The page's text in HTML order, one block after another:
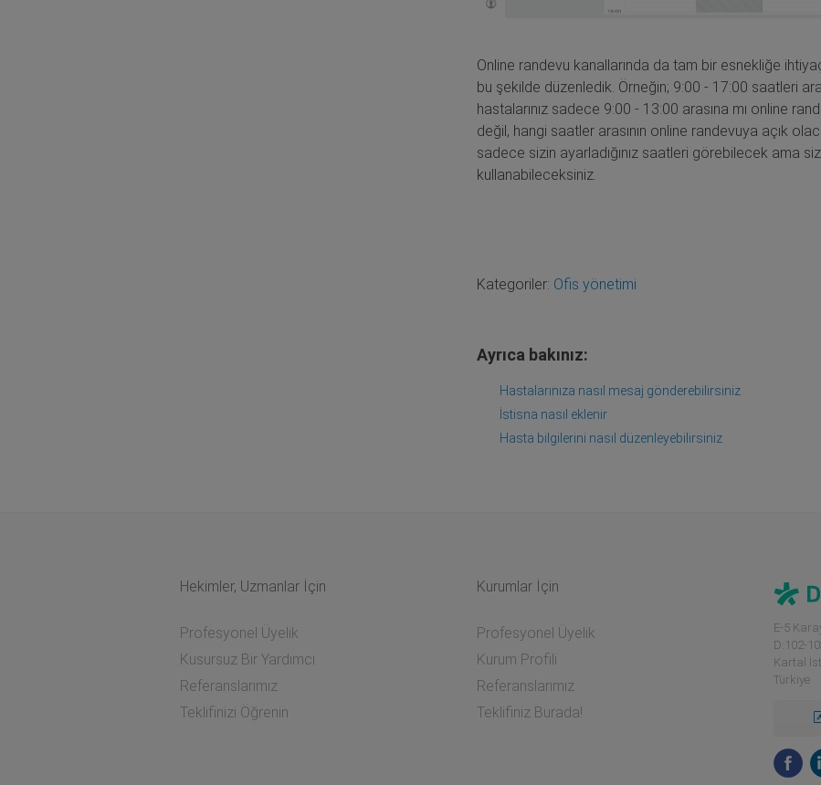
Online randevu kanallarında da tam bir esnekliğe
bu şekilde düzenledik. Örneğin; 9:00 - 17:00 saatleri
hastalarınız sadece 9:00 - 13:00 arasına mı online
değil, hangi saatler arasının online randevuya açık
sadece sizin ayarladığınız saatleri görebilecek ama
kullanabileceksiniz.
Kategoriler: Ofis yönetimi
Ayrıca bakınız:
Hastalarınıza nasıl mesaj gönderebilirsiniz
İstisna nasıl eklenir
Hasta bilgilerini nasıl düzenleyebilirsiniz
Hekimler, Uzmanlar İçin
Profesyonel Üyelik
Kusursuz Bir Yardımcı
Referanslarımız
Teklifinizi Öğrenin
Kurumlar İçin
Profesyonel Üyelik
Kurum Profili
Referanslarımız
Teklifiniz Burada!
E-5
D:102-
Kartal
Türkiye